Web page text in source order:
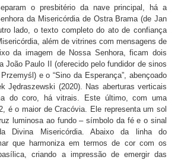
o presbitério da nave principal, há a
da Misericórdia de Ostra Brama (de Jan
lado, o texto completo do ato de confiança
além de vitrines com mensagens de
da imagem de Nossa Senhora, ficam dois
João Paulo II (oferecido pelo fundidor de sinos
e o “Sino da Esperança”, abençoado
Jędraszewski (2020). Nas aberturas verticais
do coro, há vitrais. Este último, com uma
é o maior de Cracóvia. Ele representa um sol
luminosa ao fundo – símbolo da fé e o sinal
Divina Misericórdia. Abaixo da linha do
que harmoniza em termos de cor com os
criando a impressão de emergir das